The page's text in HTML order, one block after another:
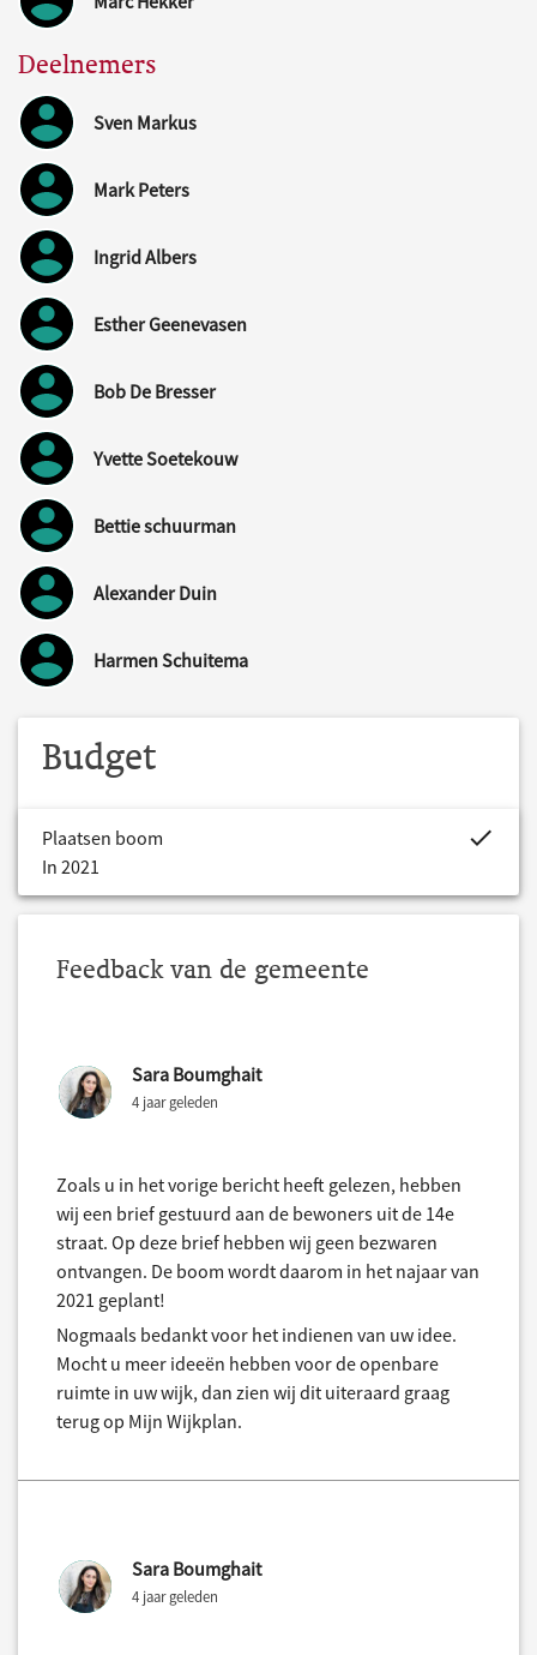
Deelnemers
Sven Markus
Mark Peters
Ingrid Albers
Esther Geenevasen
Bob De Bresser
Yvette Soetekouw
Bettie schuurman
Alexander Duin
Harmen Schuitema
Budget
Plaatsen boom
In 2021
Feedback van de gemeente
Sara Boumghait
4 jaar geleden
Zoals u in het vorige bericht heeft gelezen, hebben
wij een brief gestuurd aan de bewoners uit de 14e
straat. Op deze brief hebben wij geen bezwaren
ontvangen. De boom wordt daarom in het najaar van
2021 geplant!
Nogmaals bedankt voor het indienen van uw idee.
Mocht u meer ideeën hebben voor de openbare
ruimte in uw wijk, dan zien wij dit uiteraard graag
terug op Mijn Wijkplan.
Sara Boumghait
4 jaar geleden